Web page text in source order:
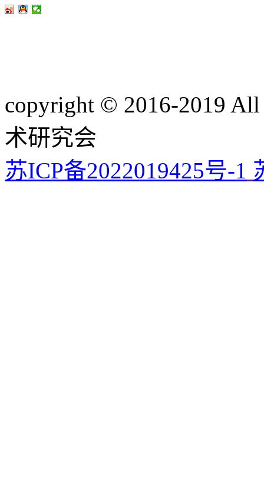
copyright © 2016-2019
术研究会
苏ICP备2022019425号-1